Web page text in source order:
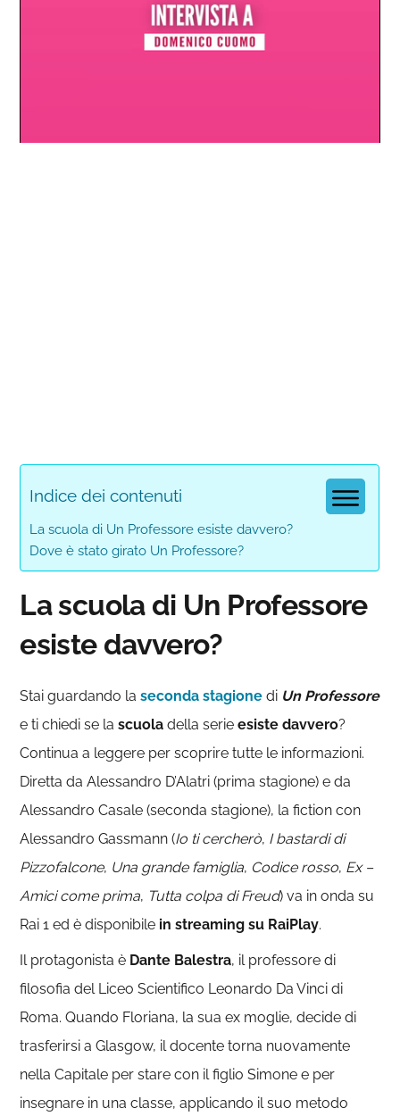
0%
0%
Indice dei contenuti
La scuola di Un Professore esiste davvero?
Dove è stato girato Un Professore?
La scuola di Un Professore
esiste davvero?
Stai guardando laseconda stagione di Un Professore
e ti chiedi se lascuola della serieesiste davvero?
Continua a leggere per scoprire tutte le informazioni.
Diretta da Alessandro D’Alatri (prima stagione) e da
Alessandro Casale (seconda stagione), la fiction con
Alessandro Gassmann (Io ti cercherò, I bastardi di
Pizzofalcone, Una grande famiglia, Codice rosso, Ex –
Amici come prima, Tutta colpa di Freud) va in onda su
Rai 1 ed è disponibile in streaming su RaiPlay.
Il protagonista è Dante Balestra, il professore di
filosofia del Liceo Scientifico Leonardo Da Vinci di
Roma. Quando Floriana, la sua ex moglie, decide di
trasferirsi a Glasgow, il docente torna nuovamente
nella Capitale per stare con il figlio Simone e per
insegnare in una classe, applicando il suo metodo